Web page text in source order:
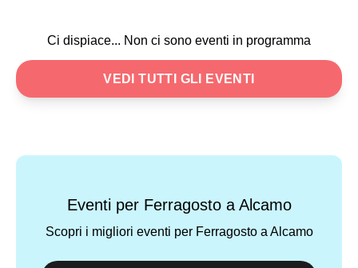
Ci dispiace... Non ci sono eventi in programma
VEDI TUTTI GLI EVENTI
Eventi per Ferragosto a Alcamo
Scopri i migliori eventi per Ferragosto a Alcamo